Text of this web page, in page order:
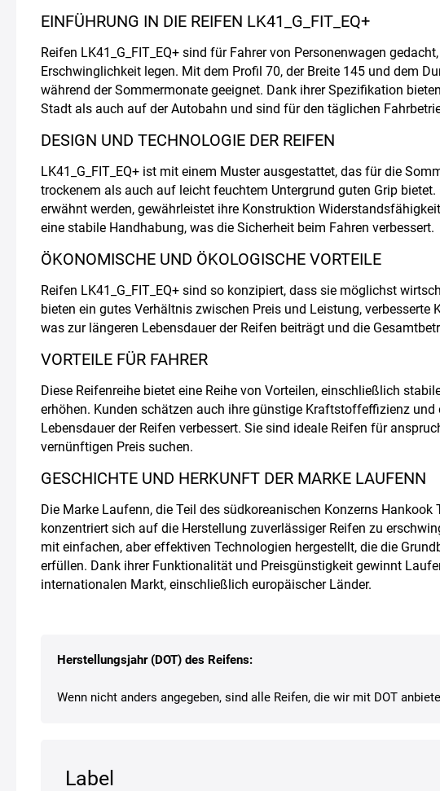
EINFÜHRUNG IN DIE REIFEN LK41_G_FIT_EQ+
Reifen LK41_G_FIT_EQ+ sind für Fahrer von Personenwagen
Erschwinglichkeit legen. Mit dem Profil 70, der Breite 145 und dem
während der Sommermonate geeignet. Dank ihrer Spezifikation
Stadt als auch auf der Autobahn und sind für den täglichen
DESIGN UND TECHNOLOGIE DER REIFEN
LK41_G_FIT_EQ+ ist mit einem Muster ausgestattet, das für die
trockenem als auch auf leicht feuchtem Untergrund guten Grip
erwähnt werden, gewährleistet ihre Konstruktion
eine stabile Handhabung, was die Sicherheit beim Fahren verbessert.
ÖKONOMISCHE UND ÖKOLOGISCHE VORTEILE
Reifen LK41_G_FIT_EQ+ sind so konzipiert, dass sie möglichst
bieten ein gutes Verhältnis zwischen Preis und Leistung,
was zur längeren Lebensdauer der Reifen beiträgt und die
VORTEILE FÜR FAHRER
Diese Reifenreihe bietet eine Reihe von Vorteilen, einschließlich
erhöhen. Kunden schätzen auch ihre günstige Kraftstoffeffizienz
Lebensdauer der Reifen verbessert. Sie sind ideale Reifen für
vernünftigen Preis suchen.
GESCHICHTE UND HERKUNFT DER MARKE LAUFENN
Die Marke Laufenn, die Teil des südkoreanischen Konzerns Hankook
konzentriert sich auf die Herstellung zuverlässiger Reifen zu
mit einfachen, aber effektiven Technologien hergestellt, die die
erfüllen. Dank ihrer Funktionalität und Preisgünstigkeit gewinnt
internationalen Markt, einschließlich europäischer Länder.
Herstellungsjahr (DOT) des Reifens:
Wenn nicht anders angegeben, sind alle Reifen, die wir mit DOT
Label